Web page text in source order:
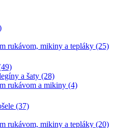
rukávom, mikiny a tepláky (25)
a šaty (28)
rukávom a mikiny (4)
(37)
rukávom, mikiny a tepláky (20)